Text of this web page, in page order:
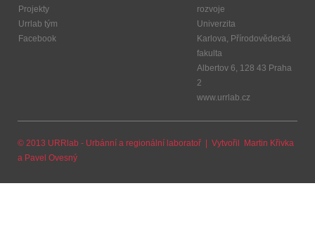
Projekty
Urrlab tým
Facebook
rozvoje
Univerzita
Karlova, Přírodovědecká
fakulta
Albertov 6, 128 43 Praha
2
www.urrlab.cz
© 2013 URRlab - Urbánní a regionální laboratoř | Vytvořil
Martin Křivka
a Pavel Ovesný